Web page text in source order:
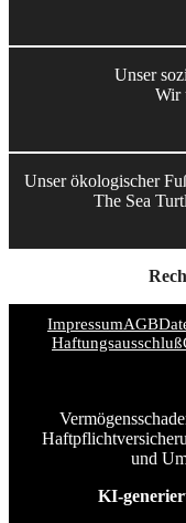
Unser
Wir
Unser ökologischer
The Sea
ImpressumAGB
Haftungsausschluß
und
KI-